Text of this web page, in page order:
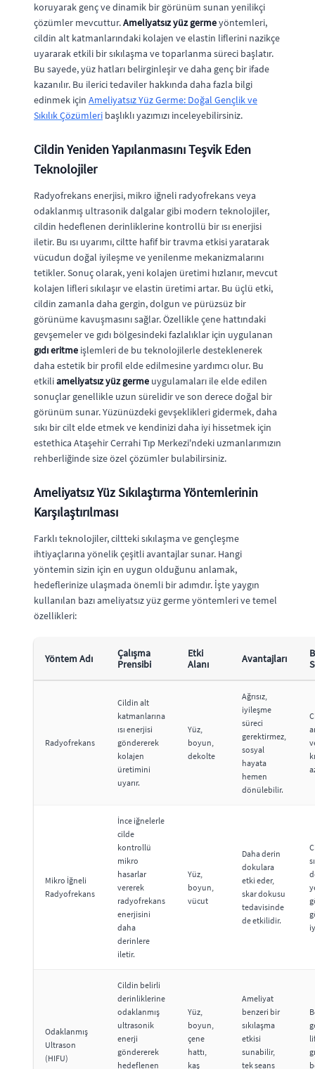
koruyarak genç ve dinamik bir görünüm sunan yenilikçi
çözümler mevcuttur.Ameliyatsız yüz germeyöntemleri,
cildin alt katmanlarındaki kolajen ve elastin liflerini nazikçe
uyararak etkili bir sıkılaşma ve toparlanma süreci başlatır.
Bu sayede, yüz hatları belirginleşir ve daha genç bir ifade
kazanılır. Bu ilerici tedaviler hakkında daha fazla bilgi
edinmek için Ameliyatsız Yüz Germe: Doğal Gençlik ve
Sıkılık Çözümleri başlıklı yazımızı inceleyebilirsiniz.
Cildin Yeniden Yapılanmasını Teşvik Eden
Teknolojiler
Radyofrekans enerjisi, mikro iğneli radyofrekans veya
odaklanmış ultrasonik dalgalar gibi modern teknolojiler,
cildin hedeflenen derinliklerine kontrollü bir ısı enerjisi
iletir. Bu ısı uyarımı, ciltte hafif bir travma etkisi yaratarak
vücudun doğal iyileşme ve yenilenme mekanizmalarını
tetikler. Sonuç olarak, yeni kolajen üretimi hızlanır, mevcut
kolajen lifleri sıkılaşır ve elastin üretimi artar. Bu üçlü etki,
cildin zamanla daha gergin, dolgun ve pürüzsüz bir
görünüme kavuşmasını sağlar. Özellikle çene hattındaki
gevşemeler ve gıdı bölgesindeki fazlalıklar için uygulanan
gıdı eritme işlemleri de bu teknolojilerle desteklenerek
daha estetik bir profil elde edilmesine yardımcı olur. Bu
etkiliameliyatsız yüz germe uygulamaları ile elde edilen
sonuçlar genellikle uzun sürelidir ve son derece doğal bir
görünüm sunar. Yüzünüzdeki gevşeklikleri gidermek, daha
sıkı bir cilt elde etmek ve kendinizi daha iyi hissetmek için
estethica Ataşehir Cerrahi Tıp Merkezi'ndeki uzmanlarımızın
rehberliğinde size özel çözümler bulabilirsiniz.
Ameliyatsız Yüz Sıkılaştırma Yöntemlerinin
Karşılaştırılması
Farklı teknolojiler, ciltteki sıkılaşma ve gençleşme
ihtiyaçlarına yönelik çeşitli avantajlar sunar. Hangi
yöntemin sizin için en uygun olduğunu anlamak,
hedeflerinize ulaşmada önemli bir adımdır. İşte yaygın
kullanılan bazı ameliyatsız yüz germe yöntemleri ve temel
özellikleri:
Yöntem Adı
Çalışma
Prensibi
Etki
Alanı
Avantajları
Radyofrekans
Cildin alt
katmanlarına
ısı enerjisi
göndererek
kolajen
üretimini
uyarır.
Yüz,
boyun,
dekolte
Ağrısız,
iyileşme
süreci
gerektirmez,
sosyal
hayata
hemen
dönülebilir.
Mikro İğneli
Radyofrekans
İnce iğnelerle
cilde
kontrollü
mikro
hasarlar
vererek
radyofrekans
enerjisini
daha
derinlere
iletir.
Yüz,
boyun,
vücut
Daha derin
dokulara
etki eder,
skar dokusu
tedavisinde
de etkilidir.
Odaklanmış
Ultrason
(HIFU)
Cildin belirli
derinliklerine
odaklanmış
ultrasonik
enerji
göndererek
hedeflenen
Yüz,
boyun,
çene
hattı,
kaş
Ameliyat
benzeri bir
sıkılaşma
etkisi
sunabilir,
tek seans